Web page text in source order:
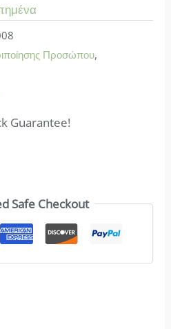
Προσώπου,
Guarantee!
Safe Checkout